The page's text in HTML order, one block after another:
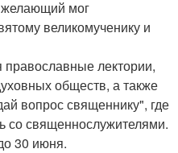
мог
великомученику и
православные лектории,
обществ, а также
вопрос священнику", где
со священнослужителями.
30 июня.